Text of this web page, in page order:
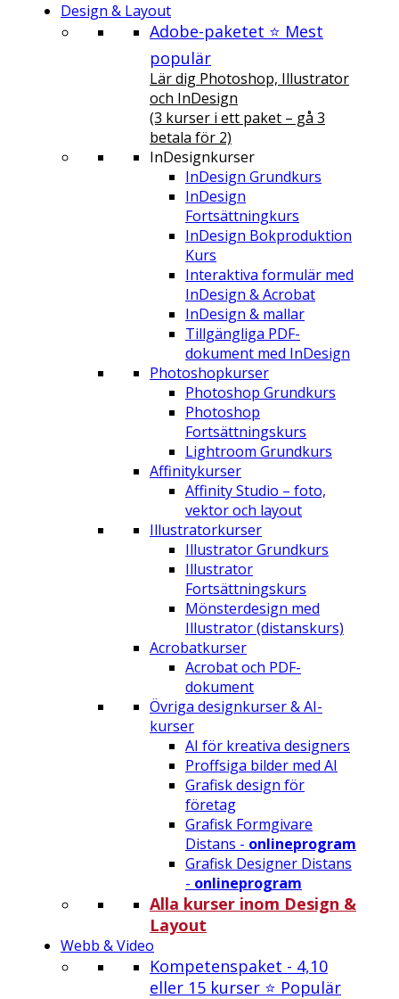
Design & Layout
Adobe-paketet ⭐ Mest
populär
Lär dig Photoshop, Illustrator
och InDesign
(3 kurser i ett paket – gå 3
betala för 2)
InDesignkurser
InDesign Grundkurs
InDesign
Fortsättningkurs
InDesign Bokproduktion
Kurs
Interaktiva formulär med
InDesign & Acrobat
InDesign & mallar
Tillgängliga PDF-
dokument med InDesign
Photoshopkurser
Photoshop Grundkurs
Photoshop
Fortsättningskurs
Lightroom Grundkurs
Affinitykurser
Affinity Studio – foto,
vektor och layout
Illustratorkurser
Illustrator Grundkurs
Illustrator
Fortsättningskurs
Mönsterdesign med
Illustrator (distanskurs)
Acrobatkurser
Acrobat och PDF-
dokument
Övriga designkurser & AI-
kurser
AI för kreativa designers
Proffsiga bilder med AI
Grafisk design för
företag
Grafisk Formgivare
Distans - onlineprogram
Grafisk Designer Distans
- onlineprogram
Alla kurser inom Design &
Layout
Webb & Video
Kompetenspaket - 4,10
eller 15 kurser ⭐ Populär